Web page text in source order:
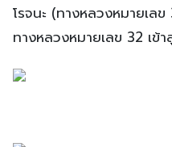
โรจนะ (ทางหลวงหมายเล
ทางหลวงหมายเลข 32 เข้า